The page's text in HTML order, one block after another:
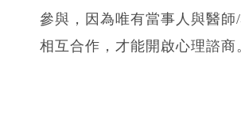
參與，因為唯有當事人與醫師
相互合作，才能開啟心理諮商